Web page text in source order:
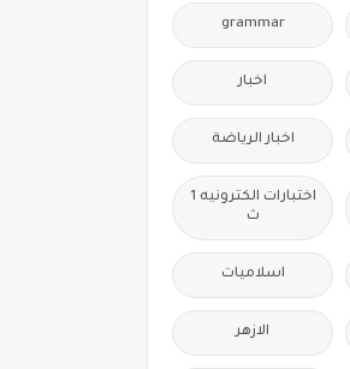
grammar
اخبار
اخبار الرياضة
اختبارات الكترونيه 1
ث
اسلاميات
الازهر